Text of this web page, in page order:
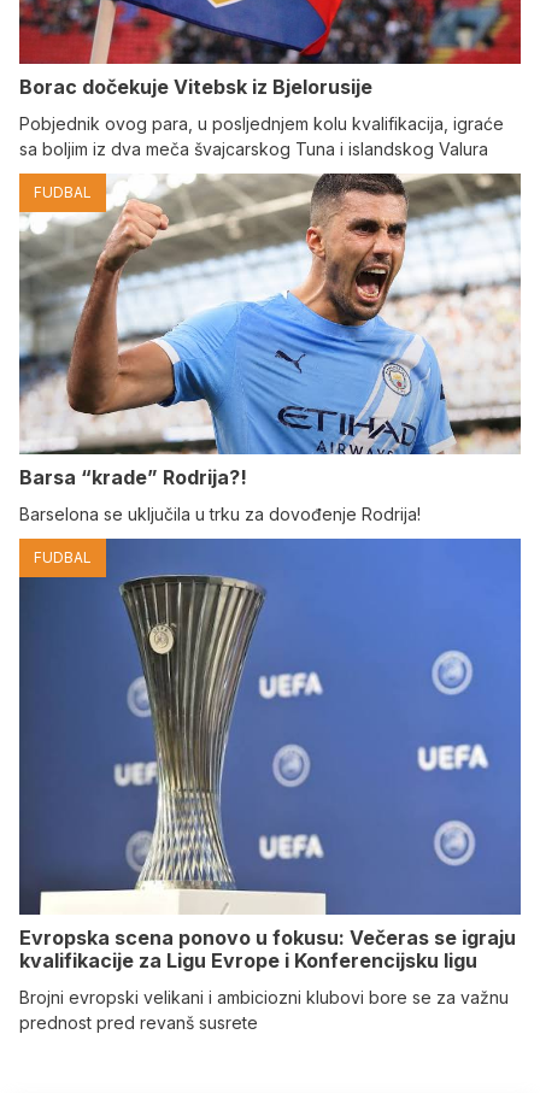
Borac dočekuje Vitebsk iz Bjelorusije
Pobjednik ovog para, u posljednjem kolu kvalifikacija, igraće
sa boljim iz dva meča švajcarskog Tuna i islandskog Valura
FUDBAL
Barsa “krade” Rodrija?!
Barselona se uključila u trku za dovođenje Rodrija!
FUDBAL
Evropska scena ponovo u fokusu: Večeras se igraju
kvalifikacije za Ligu Evrope i Konferencijsku ligu
Brojni evropski velikani i ambiciozni klubovi bore se za važnu
prednost pred revanš susrete